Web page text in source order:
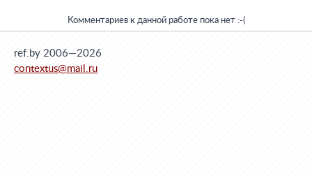
Комментариев к данной работе пока нет :-(
ref.by 2006—2026
contextus@mail.ru